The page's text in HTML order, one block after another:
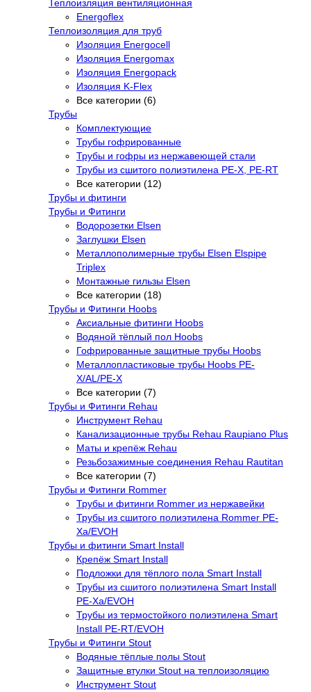
Теплоизляция вентиляционная
Energoflex
Теплоизоляция для труб
Изоляция Energocell
Изоляция Energomax
Изоляция Energopack
Изоляция K-Flex
Все категории (6)
Трубы
Комплектующие
Трубы гофрированные
Трубы и гофры из нержавеющей стали
Трубы из сшитого полиэтилена PE-X, PE-RT
Все категории (12)
Трубы и фитинги
Трубы и Фитинги
Водорозетки Elsen
Заглушки Elsen
Металлополимерные трубы Elsen Elspipe
Triplex
Монтажные гильзы Elsen
Все категории (18)
Трубы и Фитинги Hoobs
Аксиальные фитинги Hoobs
Водяной тёплый пол Hoobs
Гофрированные защитные трубы Hoobs
Металлопластиковые трубы Hoobs PE-
X/AL/PE-X
Все категории (7)
Трубы и Фитинги Rehau
Инструмент Rehau
Канализационные трубы Rehau Raupiano Plus
Маты и крепёж Rehau
Резьбозажимные соединения Rehau Rautitan
Все категории (7)
Трубы и Фитинги Rommer
Трубы и фитинги Rommer из нержавейки
Трубы из сшитого полиэтилена Rommer PE-
Xa/EVOH
Трубы и фитинги Smart Install
Крепёж Smart Install
Подложки для тёплого пола Smart Install
Трубы из сшитого полиэтилена Smart Install
PE-Xa/EVOH
Трубы из термостойкого полиэтилена Smart
Install PE-RT/EVOH
Трубы и Фитинги Stout
Водяные тёплые полы Stout
Защитные втулки Stout на теплоизоляцию
Инструмент Stout